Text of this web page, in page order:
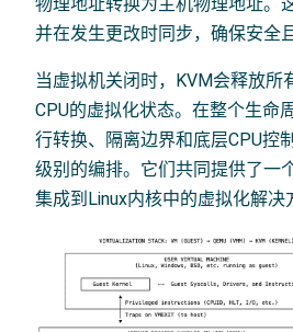
并在发生更改时同步，确保安全
当虚拟机关闭时，KVM会释放所
CPU的虚拟化状态。在整个生命
行转换、隔离边界和底层CPU控
级别的编排。它们共同提供了一
集成到Linux内核中的虚拟化解决